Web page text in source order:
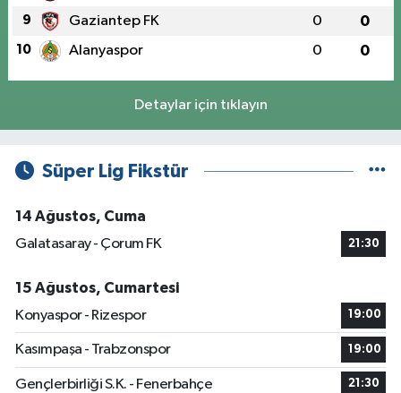
9 Gaziantep FK 0 0
10 Alanyaspor 0 0
Detaylar için tıklayın
Süper Lig Fikstür
14 Ağustos, Cuma
Galatasaray - Çorum FK
21:30
15 Ağustos, Cumartesi
Konyaspor - Rizespor
19:00
Kasımpaşa - Trabzonspor 19:00
Gençlerbirliği S.K. - Fenerbahçe 21:30